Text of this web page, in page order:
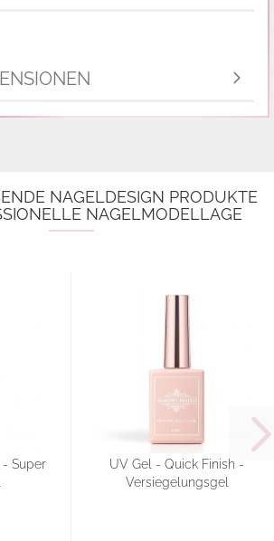
NAGELDESIGN PRODUKTE
NAGELMODELLAGE
- Super
UV Gel - Quick Finish -
Versiegelungsgel